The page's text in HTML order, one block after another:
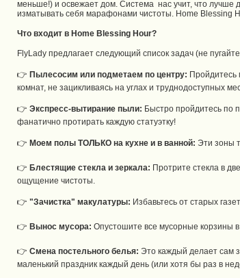
меньше!) и освежает дом. Система нас учит, что лучше
изматывать себя марафонами чистоты. Home Blessing
Что входит в Home Blessing Hour?
FlyLady предлагает следующий список задач (не
👉 Пылесосим или подметаем по центру: Пройдитесь
комнат, не зацикливаясь на углах и труднодоступных
👉 Экспресс-вытирание пыли: Быстро пройдитесь по
фанатично протирать каждую статуэтку!
👉 Моем полы ТОЛЬКО на кухне и в ванной: Эти зоны
👉 Блестящие стекла и зеркала: Протрите стекла в
ощущение чистоты.
👉 "Зачистка" макулатуры: Избавьтесь от старых
👉 Вынос мусора: Опустошите все мусорные корзины
👉 Смена постельного белья: Это каждый делает сам
маленький праздник каждый день (или хотя бы раз в